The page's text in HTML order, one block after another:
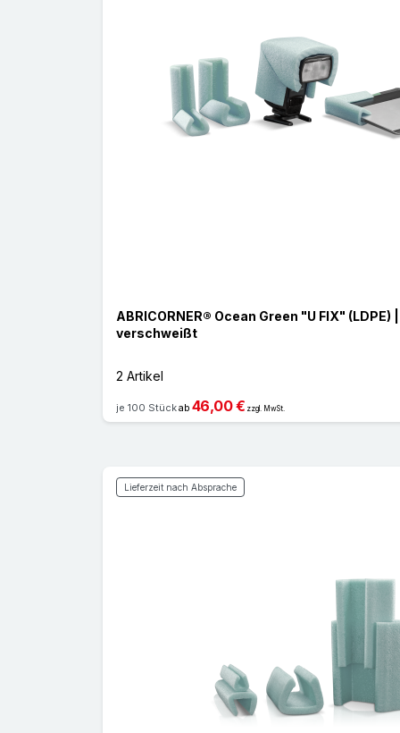
ABRICORNER® Ocean Green "U FIX" (LDPE)
verschweißt
2 Artikel
je 100 Stückab 46,00 € zzgl. MwSt.
Lieferzeit nach Absprache